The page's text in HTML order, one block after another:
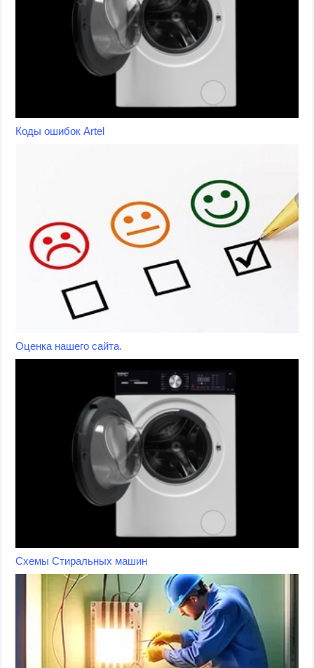
Коды ошибок Artel
Оценка нашего сайта.
Схемы Стиральных машин